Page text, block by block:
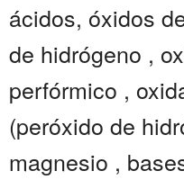
ácidos, óxidos
de hidrógeno ,
perfórmico ,
(peróxido de
magnesio ,